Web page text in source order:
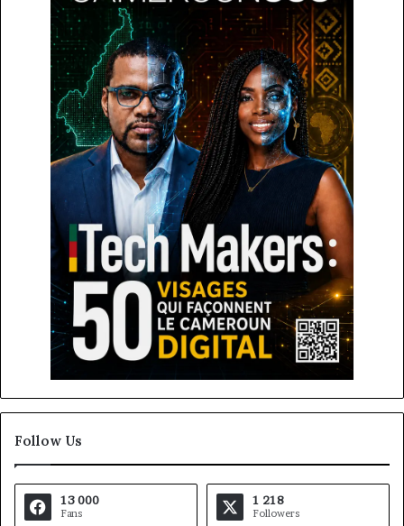
Follow Us
13 000
Fans
1 218
Followers